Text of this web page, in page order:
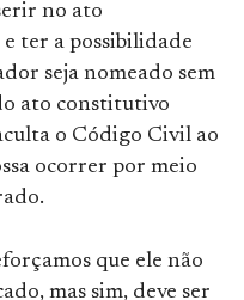
no ato
ter a possibilidade
seja nomeado sem
ato constitutivo
o Código Civil ao
ocorrer por meio
que ele não
mas sim, deve ser